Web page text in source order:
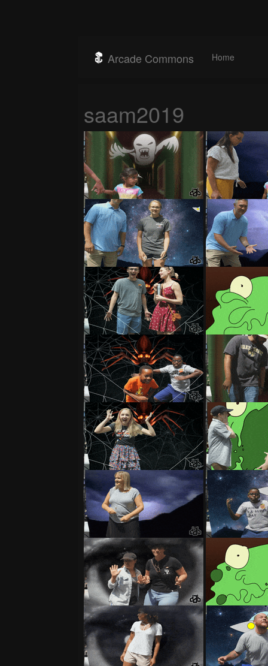
Arcade Commons Home
saam2019